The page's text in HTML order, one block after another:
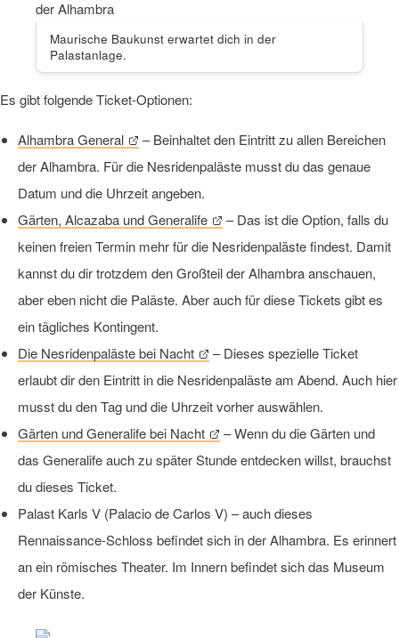
Maurische Baukunst erwartet dich in der
Palastanlage.
Es gibt folgende Ticket-Optionen:
Alhambra General
– Beinhaltet den Eintritt zu allen Bereichen
der Alhambra. Für die Nesridenpaläste musst du das genaue
Datum und die Uhrzeit angeben.
Gärten, Alcazaba und Generalife
– Das ist die Option, falls du
keinen freien Termin mehr für die Nesridenpaläste findest. Damit
kannst du dir trotzdem den Großteil der Alhambra anschauen,
aber eben nicht die Paläste. Aber auch für diese Tickets gibt es
ein tägliches Kontingent.
Die Nesridenpaläste bei Nacht
– Dieses spezielle Ticket
erlaubt dir den Eintritt in die Nesridenpaläste am Abend. Auch hier
musst du den Tag und die Uhrzeit vorher auswählen.
Gärten und Generalife bei Nacht
– Wenn du die Gärten und
das Generalife auch zu später Stunde entdecken willst, brauchst
du dieses Ticket.
Palast Karls V (Palacio de Carlos V) – auch dieses
Rennaissance-Schloss befindet sich in der Alhambra. Es erinnert
an ein römisches Theater. Im Innern befindet sich das Museum
der Künste.